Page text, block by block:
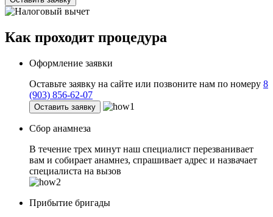
Как проходит процедура
Оформление заявки
Оставьте заявку на сайте или позвоните нам по номеру 8
(903) 856-62-07
Оставить заявку
Сбор анамнеза
В течение трех минут наш специалист перезванивает
вам и собирает анамнез, спрашивает адрес и назвачает
специалиста на вызов
Прибытие бригады